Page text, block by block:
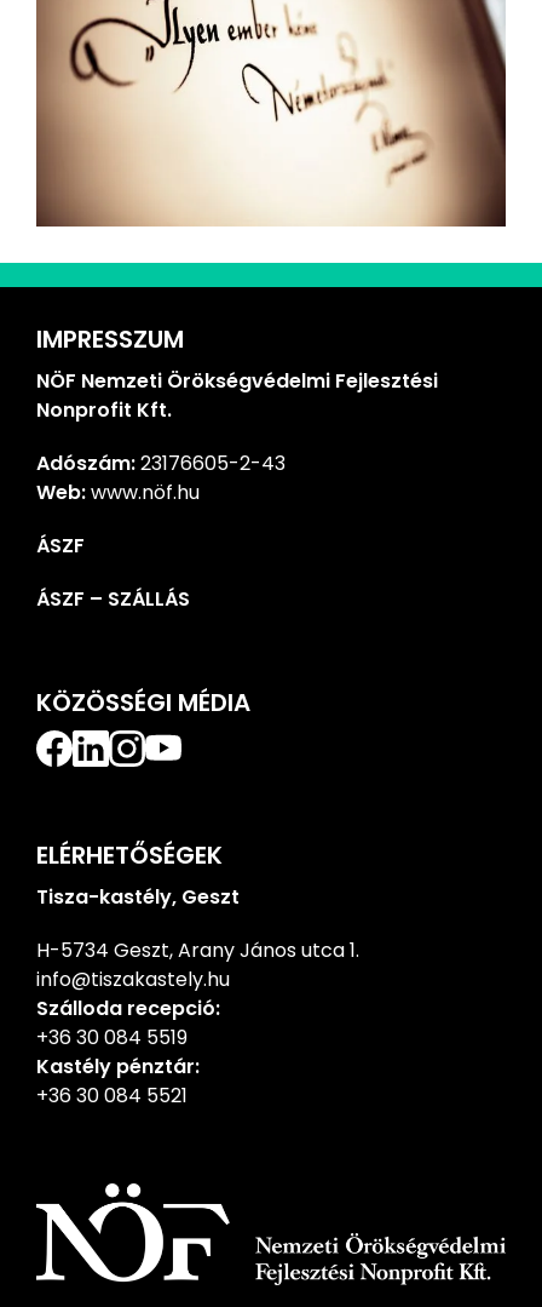
IMPRESSZUM
NÖF Nemzeti Örökségvédelmi Fejlesztési
Nonprofit Kft.
Adószám:23176605-2-43
Web:www.nöf.hu
ÁSZF
ÁSZF – SZÁLLÁS
KÖZÖSSÉGI MÉDIA
ELÉRHETŐSÉGEK
Tisza-kastély, Geszt
H-5734 Geszt, Arany János utca 1.
info@tiszakastely.hu
Szálloda recepció:
+36 30 084 5519
Kastély pénztár:
+36 30 084 5521